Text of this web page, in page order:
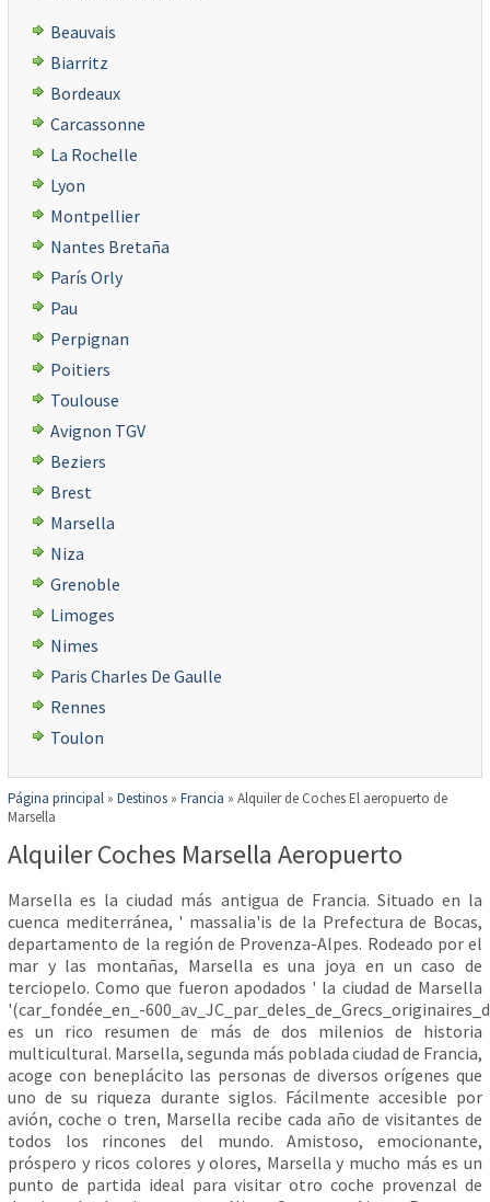
Beauvais
Biarritz
Bordeaux
Carcassonne
La Rochelle
Lyon
Montpellier
Nantes Bretaña
París Orly
Pau
Perpignan
Poitiers
Toulouse
Avignon TGV
Beziers
Brest
Marsella
Niza
Grenoble
Limoges
Nimes
Paris Charles De Gaulle
Rennes
Toulon
Página principal » Destinos » Francia » Alquiler de Coches El aeropuerto de
Marsella
Alquiler Coches Marsella Aeropuerto
Marsella es la ciudad más antigua de Francia. Situado en la
cuenca mediterránea, ' massalia'is de la Prefectura de Bocas,
departamento de la región de Provenza-Alpes. Rodeado por el
mar y las montañas, Marsella es una joya en un caso de
terciopelo. Como que fueron apodados ' la ciudad de Marsella
'(car_fondée_en_-
es un rico resumen de más de dos milenios de historia
multicultural. Marsella, segunda más poblada ciudad de Francia,
acoge con beneplácito las personas de diversos orígenes que
uno de su riqueza durante siglos. Fácilmente accesible por
avión, coche o tren, Marsella recibe cada año de visitantes de
todos los rincones del mundo. Amistoso, emocionante,
próspero y ricos colores y olores, Marsella y mucho más es un
punto de partida ideal para visitar otro coche provenzal de